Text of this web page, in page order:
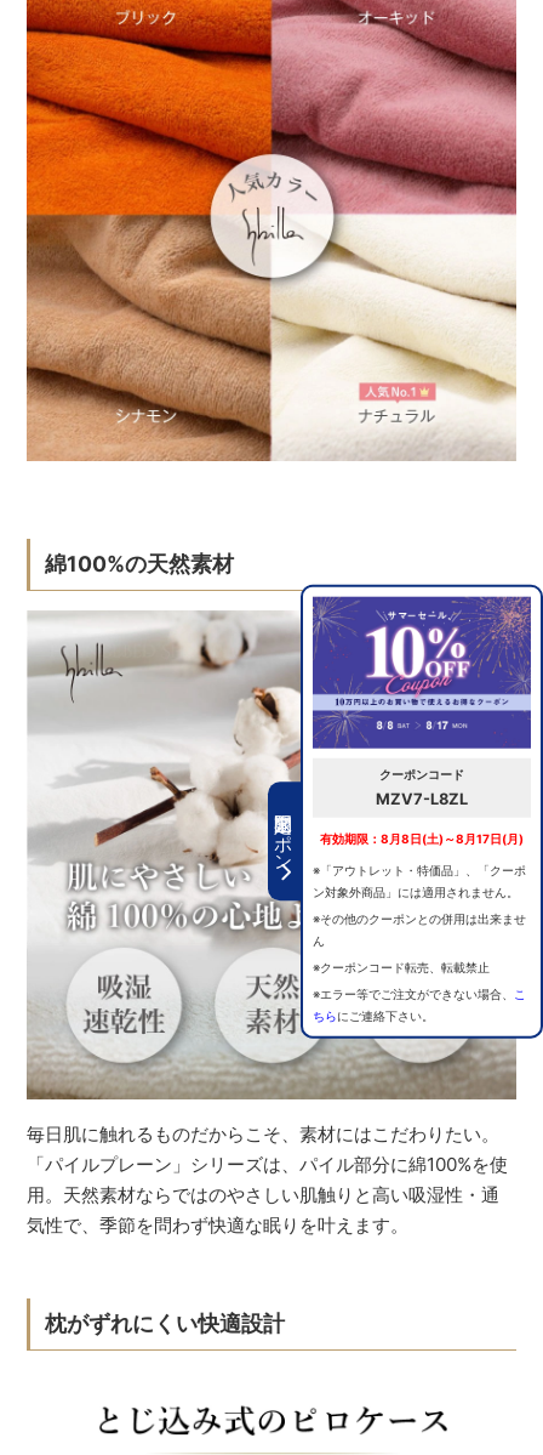
期間限定クーポン
クーポンコード
MZV7-L8ZL
有効期限：8月8日(土)～8月17日(月)
※「アウトレット・特価品」、「クーポ
ン対象外商品」には適用されません。
※その他のクーポンとの併用は出来ませ
ん
※クーポンコード転売、転載禁止
※エラー等でご注文ができない場合、
こ
ちらにご連絡下さい。
綿100%の天然素材
毎日肌に触れるものだからこそ、素材にはこだわりたい。
「パイルプレーン」シリーズは、パイル部分に綿100%を使
用。天然素材ならではのやさしい肌触りと高い吸湿性・通
気性で、季節を問わず快適な眠りを叶えます。
枕がずれにくい快適設計